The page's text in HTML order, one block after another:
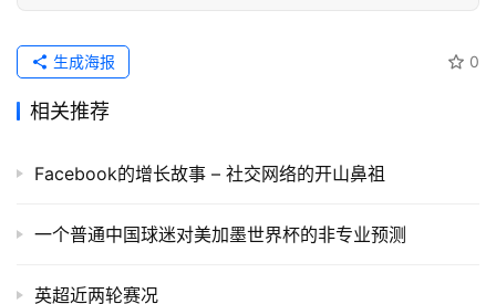
0
生成海报
相关推荐
Facebook的增长故事 – 社交网络的开山鼻祖
一个普通中国球迷对美加墨世界杯的非专业预测
英超近两轮赛况